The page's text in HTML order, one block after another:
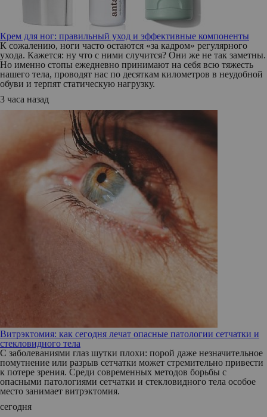
Крем для ног: правильный уход и эффективные компоненты
К сожалению, ноги часто остаются «за кадром» регулярного
ухода. Кажется: ну что с ними случится? Они же не так заметны.
Но именно стопы ежедневно принимают на себя всю тяжесть
нашего тела, проводят нас по десяткам километров в неудобной
обуви и терпят статическую нагрузку.
3 часа назад
Витрэктомия: как сегодня лечат опасные патологии сетчатки и
стекловидного тела
С заболеваниями глаз шутки плохи: порой даже незначительное
помутнение или разрыв сетчатки может стремительно привести
к потере зрения. Среди современных методов борьбы с
опасными патологиями сетчатки и стекловидного тела особое
место занимает витрэктомия.
сегодня